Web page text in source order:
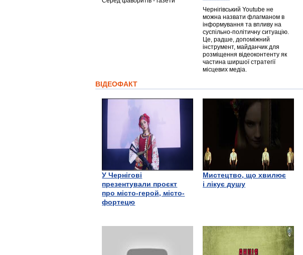
Чернігівський Youtube не
можна назвати флагманом в
інформування та впливу на
суспільно-політичну ситуацію.
Це, радше, допоміжний
інструмент, майданчик для
розміщення відеоконтенту як
частина ширшої стратегії
місцевих медіа.
ВІДЕОФАКТ
У Чернігові
презентували проєкт
про місто-герой, місто-
фортецю
Мистецтво, що хвилює
і лікує душу